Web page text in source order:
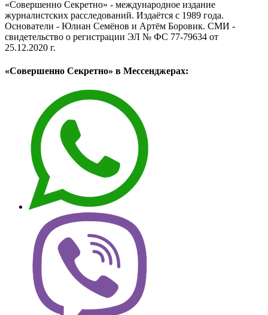
«Совершенно Секретно» - международное издание
журналистских расследований. Издаётся с 1989 года.
Основатели - Юлиан Семёнов и Артём Боровик. CМИ -
свидетельство о регистрации ЭЛ № ФС 77-79634 от
25.12.2020 г.
«Совершенно Секретно» в Мессенджерах: